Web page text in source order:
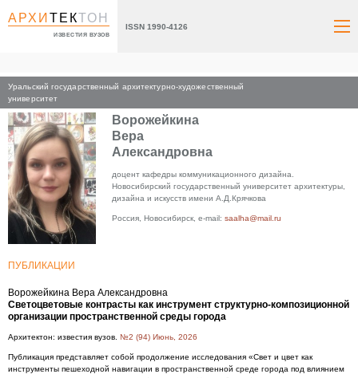
АРХИТЕКТОН
ИЗВЕСТИЯ ВУЗОВ
ISSN 1990-4126
Уральский государственный архитектурно-художественный
университет
Главная
Ворожейкина
Вера
Александровна
доцент кафедры коммуникационного дизайна.
Новосибирский государственный университет архитектуры,
дизайна и искусств имени А.Д.Крячкова
Россия, Новосибирск, e-mail: saalha@mail.ru
ПУБЛИКАЦИИ
Ворожейкина Вера Александровна
Светоцветовые контрасты как инструмент структурно-композиционной
организации пространственной среды города
Архитектон: известия вузов. №2 (94) Июнь, 2026
Публикация представляет собой продолжение исследования «Свет и цвет как
инструменты пешеходной навигации в пространственной среде города под влиянием